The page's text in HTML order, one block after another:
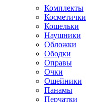
Комплекты
Косметички
Кошельки
Наушники
Обложки
Ободки
Оправы
Очки
Ошейники
Панамы
Перчатки